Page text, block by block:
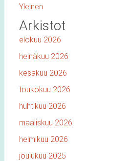
Yleinen
Arkistot
elokuu 2026
heinäkuu 2026
kesäkuu 2026
toukokuu 2026
huhtikuu 2026
maaliskuu 2026
helmikuu 2026
joulukuu 2025